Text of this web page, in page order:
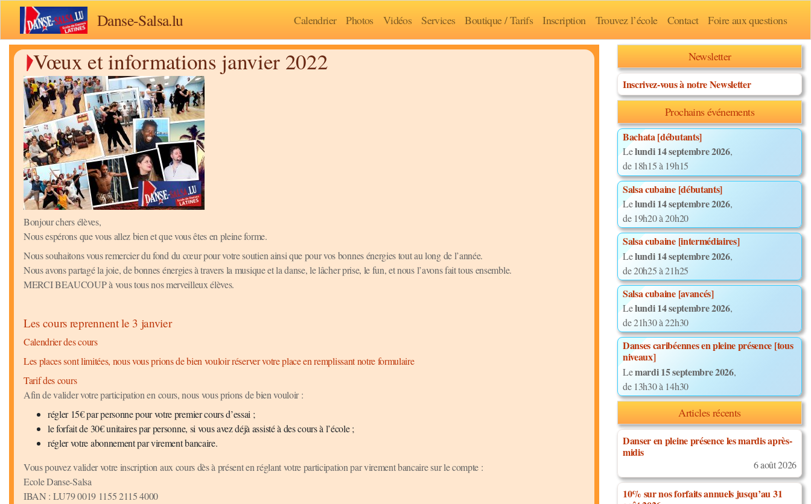
Danse-Salsa.lu Calendrier Photos Vidéos Services Boutique / Tarifs Inscription Trouvez l’école Contact Foire aux questions
Vœux et informations janvier 2022
Bonjour chers élèves,
Nous espérons que vous allez bien et que vous êtes en pleine forme.
Nous souhaitons vous remercier du fond du cœur pour votre soutien ainsi que pour vos bonnes énergies tout au long de l’année.
Nous avons partagé la joie, de bonnes énergies à travers la musique et la danse, le lâcher prise, le fun, et nous l’avons fait tous ensemble.
MERCI BEAUCOUP à vous tous nos merveilleux élèves.
Les cours reprennent le 3 janvier
Calendrier des cours
Les places sont limitées, nous vous prions de bien vouloir réserver votre place en remplissant notre formulaire
Tarif des cours
Afin de valider votre participation en cours, nous vous prions de bien vouloir :
régler 15€ par personne pour votre premier cours d’essai ;
le forfait de 30€ unitaires par personne, si vous avez déjà assisté à des cours à l’école ;
régler votre abonnement par virement bancaire.
Vous pouvez valider votre inscription aux cours dès à présent en réglant votre participation par virement bancaire sur le compte :
Ecole Danse-Salsa
IBAN : LU79 0019 1155 2115 4000
Newsletter
Inscrivez-vous à notre Newsletter
Prochains événements
Bachata [débutants]
Lelundi 14 septembre 2026,
de 18h15 à 19h15
Salsa cubaine [débutants]
Lelundi 14 septembre 2026,
de 19h20 à 20h20
Salsa cubaine [intermédiaires]
Lelundi 14 septembre 2026,
de 20h25 à 21h25
Salsa cubaine [avancés]
Lelundi 14 septembre 2026,
de 21h30 à 22h30
Danses caribéennes en pleine présence [tous
niveaux]
Lemardi 15 septembre 2026,
de 13h30 à 14h30
Articles récents
Danser en pleine présence les mardis après-
midis
6 août 2026
10% sur nos forfaits annuels jusqu’au 31